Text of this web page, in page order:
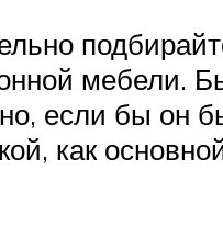
мебели.
если бы он
как